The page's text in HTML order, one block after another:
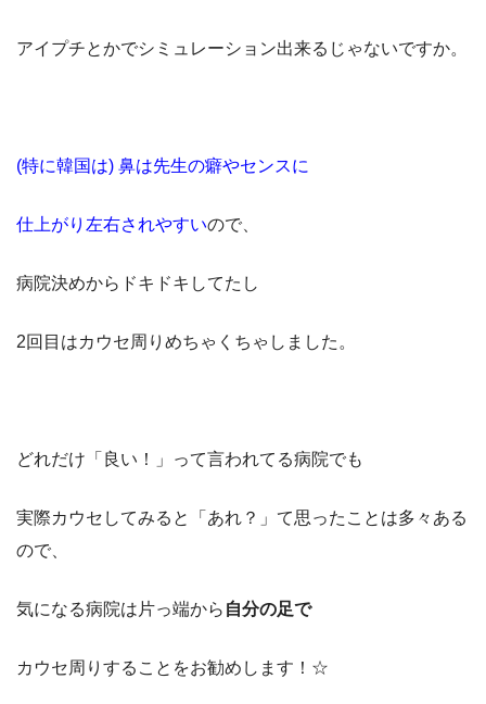
アイプチとかでシミュレーション出来るじゃないですか。
(特に韓国は) 鼻は先生の癖やセンスに
仕上がり左右されやすいので、
病院決めからドキドキしてたし
2回目はカウセ周りめちゃくちゃしました。
どれだけ「良い！」って言われてる病院でも
実際カウセしてみると「あれ？」て思ったことは多々ある
ので、
気になる病院は片っ端から 自分の足で
カウセ周りすることをお勧めします！☆